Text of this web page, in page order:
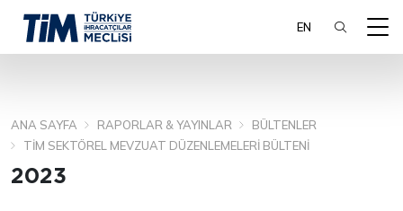
EN
ARA
ANA SAYFA RAPORLAR & YAYINLAR
BÜLTENLER
TİM SEKTÖREL MEVZUAT DÜZENLEMELERI BÜLTENI
2023